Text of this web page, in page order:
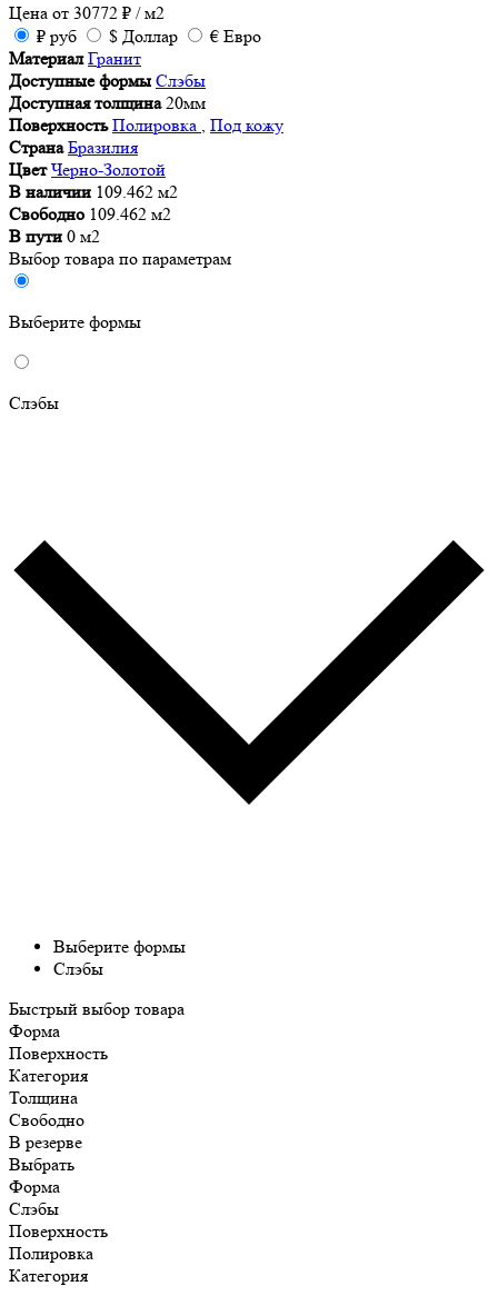
Цена от 30772 ₽ / м2
₽ руб $ Доллар € Евро
Материал Гранит
Доступные формы Слэбы
Доступная толщина 20мм
Поверхность Полировка
Под кожу
Страна Бразилия
Цвет Черно-Золотой
В наличии 109.462 м2
Свободно 109.462 м2
В пути 0 м2
Выбор товара по параметрам
Выберите формы
Слэбы
Выберите формы
Слэбы
Быстрый выбор товара
Форма
Поверхность
Категория
Толщина
Свободно
В резерве
Выбрать
Форма
Слэбы
Поверхность
Полировка
Категория